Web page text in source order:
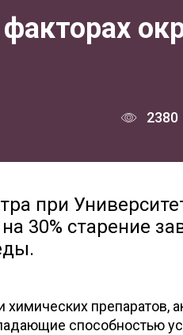
факторах
2380
при
30% старение
препаратов,
способностью